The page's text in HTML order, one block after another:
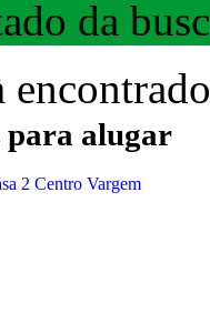
da
para alugar